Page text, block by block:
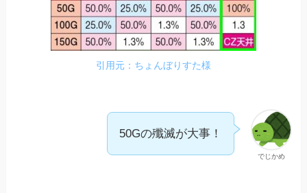
引用元：ちょんぼりすた様
でじかめ
50Gの殲滅が大事！